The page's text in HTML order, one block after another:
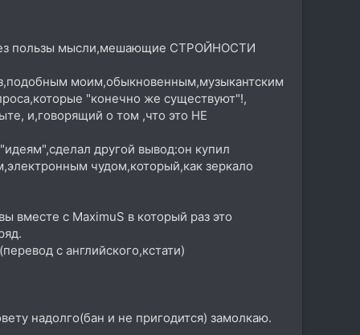
пользы мысли,мешающие СТРОЙНОСТИ
моим,обыкновенным,музыкантским
"конечно же существуют"!,
и,говорящий о том ,что это НЕ
другой вывод:он купил
чудом,который,как зеркало
вместе с MaximuS в который раз это
с английского,кстати)
надолго(бан и не пригодится) замолкаю.